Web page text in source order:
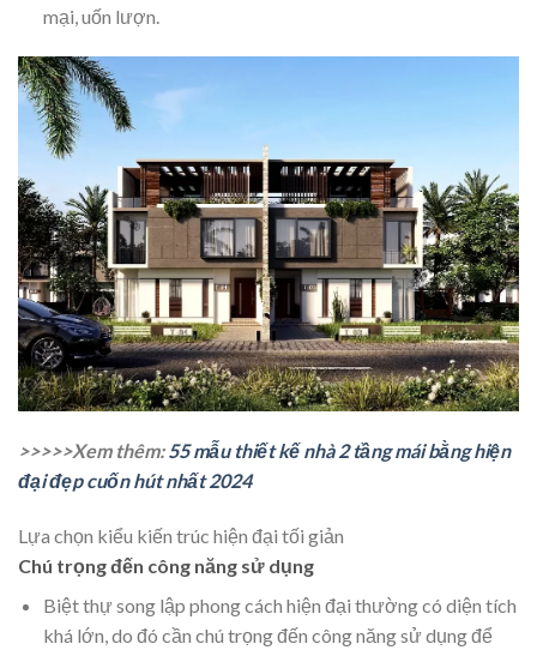
mại, uốn lượn.
>>>>>Xem thêm:55 mẫu thiết kế nhà 2 tầng mái bằng hiện
đại đẹp cuốn hút nhất 2024
Lựa chọn kiểu kiến trúc hiện đại tối giản
Chú trọng đến công năng sử dụng
Biệt thự song lập phong cách hiện đại thường có diện tích
khá lớn, do đó cần chú trọng đến công năng sử dụng để